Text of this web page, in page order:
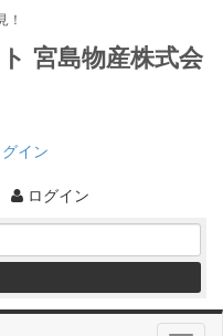
！
宮島物産株式会
グイン
ログイン